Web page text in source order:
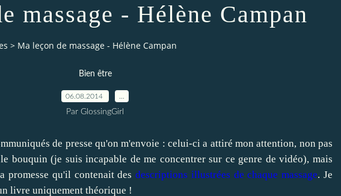
massage - Hélène Campan
> Ma leçon de massage - Hélène Campan
Bien être
06.08.2014
Par GlossingGirl
de presse qu'on m'envoie : celui-ci a attiré mon attention, non pas
bouquin (je suis incapable de me concentrer sur ce genre de vidéo), mais
promesse qu'il contenait desdescriptions illustrées de chaque massage. Je
livre uniquement théorique !